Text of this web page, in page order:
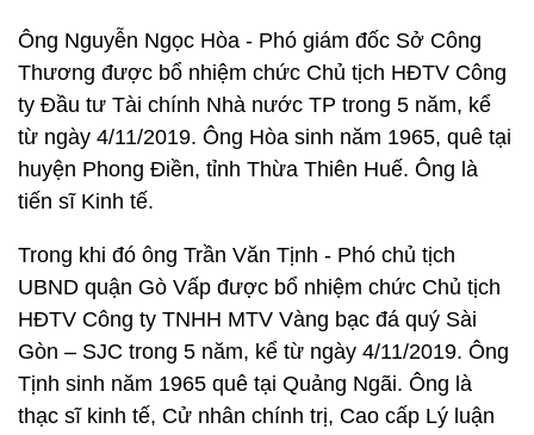
Ông Nguyễn Ngọc Hòa - Phó giám đốc Sở Công
Thương được bổ nhiệm chức Chủ tịch HĐTV Công
ty Đầu tư Tài chính Nhà nước TP trong 5 năm, kể
từ ngày 4/11/2019. Ông Hòa sinh năm 1965, quê tại
huyện Phong Điền, tỉnh Thừa Thiên Huế. Ông là
tiến sĩ Kinh tế.
Trong khi đó ông Trần Văn Tịnh - Phó chủ tịch
UBND quận Gò Vấp được bổ nhiệm chức Chủ tịch
HĐTV Công ty TNHH MTV Vàng bạc đá quý Sài
Gòn – SJC trong 5 năm, kể từ ngày 4/11/2019. Ông
Tịnh sinh năm 1965 quê tại Quảng Ngãi. Ông là
thạc sĩ kinh tế, Cử nhân chính trị, Cao cấp Lý luận